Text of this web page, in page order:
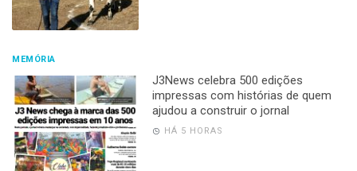
MEMÓRIA
J3News celebra 500 edições
impressas com histórias de quem
ajudou a construir o jornal
HÁ 5 HORAS